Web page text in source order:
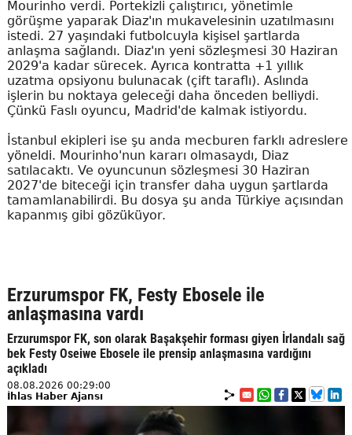
Mourinho verdi. Portekizli çalıştırıcı, yönetimle
görüşme yaparak Diaz'ın mukavelesinin uzatılmasını
istedi. 27 yaşındaki futbolcuyla kişisel şartlarda
anlaşma sağlandı. Diaz'ın yeni sözleşmesi 30 Haziran
2029'a kadar sürecek. Ayrıca kontratta +1 yıllık
uzatma opsiyonu bulunacak (çift taraflı). Aslında
işlerin bu noktaya geleceği daha önceden belliydi.
Çünkü Faslı oyuncu, Madrid'de kalmak istiyordu.
İstanbul ekipleri ise şu anda mecburen farklı adreslere
yöneldi. Mourinho'nun kararı olmasaydı, Diaz
satılacaktı. Ve oyuncunun sözleşmesi 30 Haziran
2027'de biteceği için transfer daha uygun şartlarda
tamamlanabilirdi. Bu dosya şu anda Türkiye açısından
kapanmış gibi gözüküyor.
Erzurumspor FK, Festy Ebosele ile
anlaşmasına vardı
Erzurumspor FK, son olarak Başakşehir forması giyen İrlandalı sağ
bek Festy Oseiwe Ebosele ile prensip anlaşmasına vardığını
açıkladı
08.08.2026 00:29:00
İhlas Haber Ajansı